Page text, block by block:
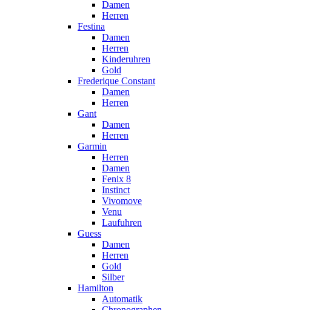
Damen
Herren
Festina
Damen
Herren
Kinderuhren
Gold
Frederique Constant
Damen
Herren
Gant
Damen
Herren
Garmin
Herren
Damen
Fenix 8
Instinct
Vivomove
Venu
Laufuhren
Guess
Damen
Herren
Gold
Silber
Hamilton
Automatik